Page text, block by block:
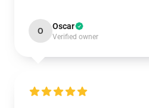
O Oscar
Verified owner